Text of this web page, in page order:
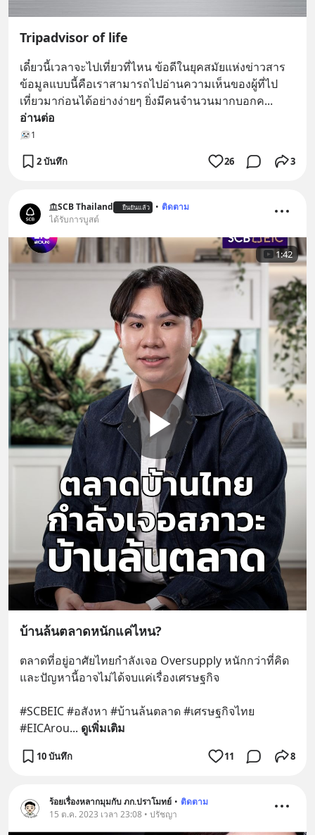
Tripadvisor of life
เดี๋ยวนี้เวลาจะไปเที่ยวที่ไหน ข้อดีในยุคสมัยแห่งข่าวสาร
ข้อมูลแบบนี้คือเราสามารถไปอ่านความเห็นของผู้ที่ไป
เที่ยวมาก่อนได้อย่างง่ายๆ ยิ่งมีคนจำนวนมากบอกค
อ่านต่อ
1
2 บันทึก 26 3
SCB Thailand ยืนยันแล้ว • ติดตาม
ได้รับการบูสต์
1:42
บ้านล้นตลาดหนักแค่ไหน?
ตลาดที่อยู่อาศัยไทยกำลังเจอ Oversupply หนักกว่าที่คิด
และปัญหานี้อาจไม่ได้จบแค่เรื่องเศรษฐกิจ
#SCBEIC #อสังหา #บ้านล้นตลาด #เศรษฐกิจไทย
#EICArou... ดูเพิ่มเติม
10 บันทึก 11 8
ร้อยเรื่องหลากมุมกับ ภก.ปราโมทย์ • ติดตาม
15 ต.ค. 2023 เวลา 23:08 • ปรัชญา